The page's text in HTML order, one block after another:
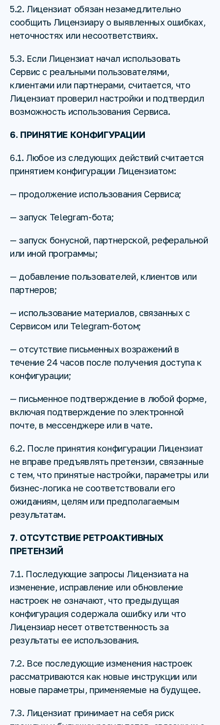
5.2. Лицензиат обязан незамедлительно
сообщить Лицензиару о выявленных ошибках,
неточностях или несоответствиях.
5.3. Если Лицензиат начал использовать
Сервис с реальными пользователями,
клиентами или партнерами, считается, что
Лицензиат проверил настройки и подтвердил
возможность использования Сервиса.
6. ПРИНЯТИЕ КОНФИГУРАЦИИ
6.1. Любое из следующих действий считается
принятием конфигурации Лицензиатом:
— продолжение использования Сервиса;
— запуск Telegram-бота;
— запуск бонусной, партнерской, реферальной
или иной программы;
— добавление пользователей, клиентов или
партнеров;
— использование материалов, связанных с
Сервисом или Telegram-ботом;
— отсутствие письменных возражений в
течение 24 часов после получения доступа к
конфигурации;
— письменное подтверждение в любой форме,
включая подтверждение по электронной
почте, в мессенджере или в чате.
6.2. После принятия конфигурации Лицензиат
не вправе предъявлять претензии, связанные
с тем, что принятые настройки, параметры или
бизнес-логика не соответствовали его
ожиданиям, целям или предполагаемым
результатам.
7. ОТСУТСТВИЕ РЕТРОАКТИВНЫХ
ПРЕТЕНЗИЙ
7.1. Последующие запросы Лицензиата на
изменение, исправление или обновление
настроек не означают, что предыдущая
конфигурация содержала ошибку или что
Лицензиар несет ответственность за
результаты ее использования.
7.2. Все последующие изменения настроек
рассматриваются как новые инструкции или
новые параметры, применяемые на будущее.
7.3. Лицензиат принимает на себя риск